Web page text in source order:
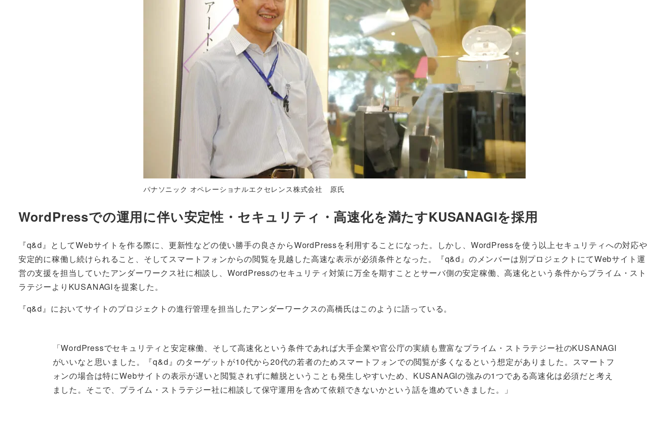
パナソニック オペレーショナルエクセレンス株式会社 原氏
WordPressでの運用に伴い安定性・セキュリティ・高速化を満たすKUSANAGIを採用
『q&d』としてWebサイトを作る際に、更新性などの使い勝手の良さからWordPressを利用することになった。しかし、WordPressを使う以上セキュリティへの対応や
安定的に稼働し続けられること、そしてスマートフォンからの閲覧を見越した高速な表示が必須条件となった。『q&d』のメンバーは別プロジェクトにてWebサイト運
営の支援を担当していたアンダーワークス社に相談し、WordPressのセキュリティ対策に万全を期すこととサーバ側の安定稼働、高速化という条件からプライム・スト
ラテジーよりKUSANAGIを提案した。
『q&d』においてサイトのプロジェクトの進行管理を担当したアンダーワークスの高橋氏はこのように語っている。
「WordPressでセキュリティと安定稼働、そして高速化という条件であれば大手企業や官公庁の実績も豊富なプライム・ストラテジー社のKUSANAGI
がいいなと思いました。『q&d』のターゲットが10代から20代の若者のためスマートフォンでの閲覧が多くなるという想定がありました。スマートフ
ォンの場合は特にWebサイトの表示が遅いと閲覧されずに離脱ということも発生しやすいため、KUSANAGIの強みの1つである高速化は必須だと考え
ました。そこで、プライム・ストラテジー社に相談して保守運用を含めて依頼できないかという話を進めていきました。」